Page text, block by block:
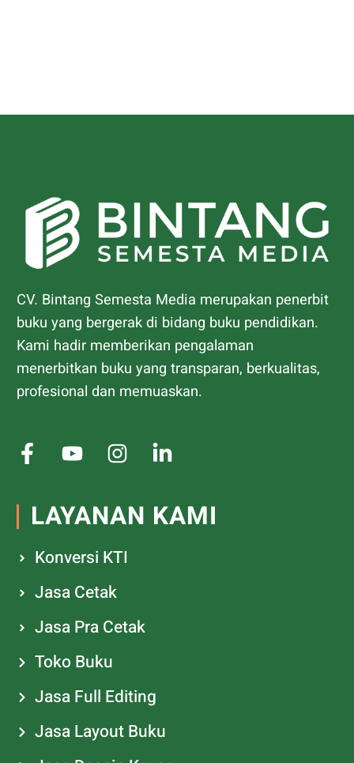
CV. Bintang Semesta Media merupakan penerbit
buku yang bergerak di bidang buku pendidikan.
Kami hadir memberikan pengalaman
menerbitkan buku yang transparan, berkualitas,
profesional dan memuaskan.
LAYANAN KAMI
Konversi KTI
Jasa Cetak
Jasa Pra Cetak
Toko Buku
Jasa Full Editing
Jasa Layout Buku